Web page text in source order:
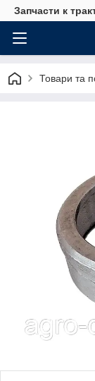
Запчасти к
Товари та